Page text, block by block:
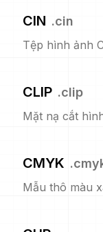
CIN .cin
Tệp hình ảnh
CLIP .clip
Mặt nạ cắt
CMYK .
Mẫu thô màu